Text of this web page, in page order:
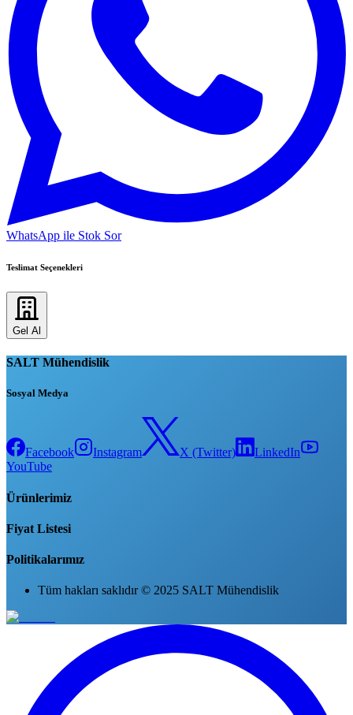
WhatsApp ile Stok Sor
Teslimat Seçenekleri
Gel Al
SALT Mühendislik
Sosyal Medya
Facebook Instagram X (Twitter)
LinkedIn
YouTube
Ürünlerimiz
Fiyat Listesi
Politikalarımız
Tüm hakları saklıdır © 2025 SALT Mühendislik